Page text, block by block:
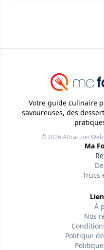
Votre guide culinaire
savoureuses, des
© 2026Attraction Web
Ma
Trucs
À
Nos
Politique